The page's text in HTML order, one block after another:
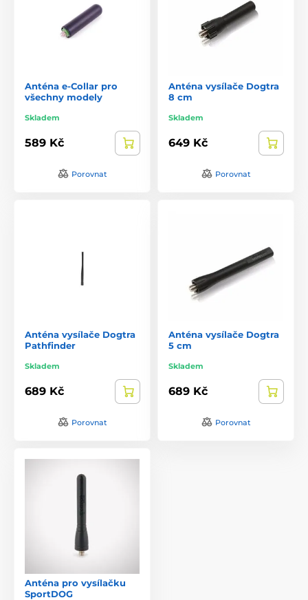
Anténa e-Collar pro
všechny modely
Skladem
589 Kč
Porovnat
Anténa vysílače Dogtra
8 cm
Skladem
649 Kč
Porovnat
Anténa vysílače Dogtra
Pathfinder
Skladem
689 Kč
Porovnat
Anténa vysílače Dogtra
5 cm
Skladem
689 Kč
Porovnat
Anténa pro vysílačku
SportDOG